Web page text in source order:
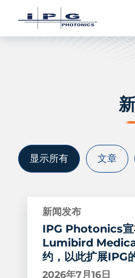
显示所有 文章
新闻发布
IPG Photonics宣
Lumibird
约，以此扩展IPG
2026年7月16日